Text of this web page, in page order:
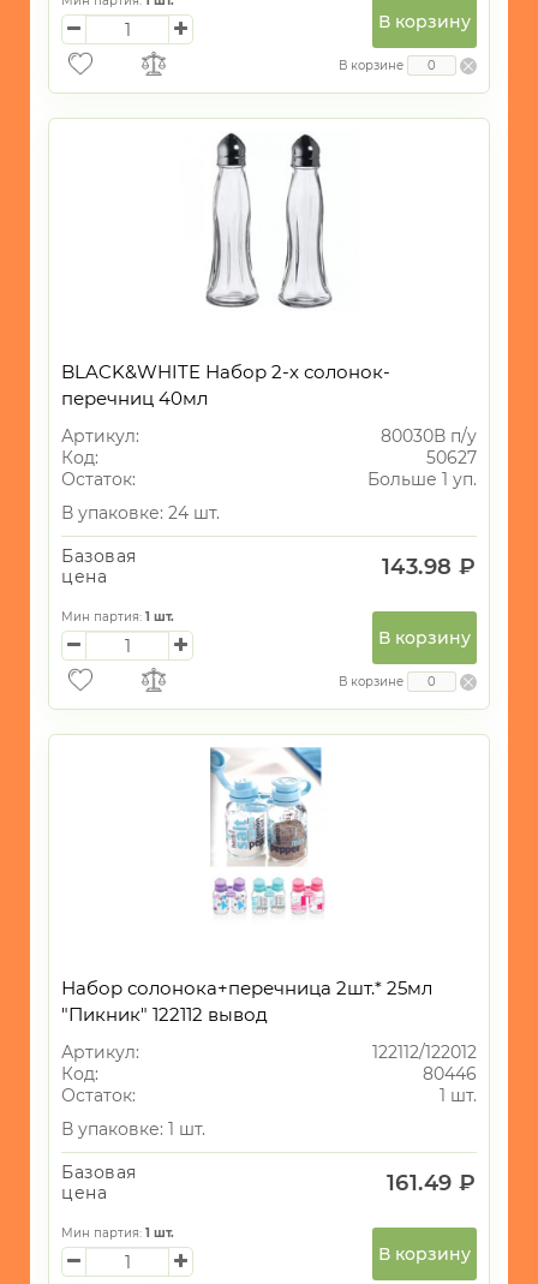
для
специй
25
Ступы
3
В корзину
В корзине
BLACK&WHITE Набор 2-х солонок-
перечниц 40мл
Артикул:
80030В п/у
Код:
50627
Остаток:
Больше 1 уп.
В упаковке: 24 шт.
Базовая
цена
143.98 ₽
Мин партия: 1 шт.
В корзину
В корзине
Набор солонока+перечница 2шт.* 25мл
"Пикник" 122112 вывод
Артикул:
122112/122012
Код:
80446
Остаток:
1 шт.
В упаковке: 1 шт.
Базовая
цена
161.49 ₽
Мин партия: 1 шт.
В корзину